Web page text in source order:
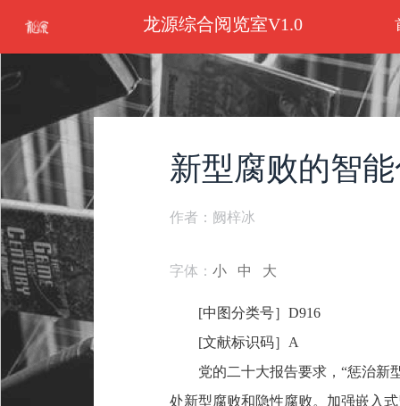
龙源综合阅览室V1.0
新型腐败的智
作者：阙梓冰
字体：小 中 大
[中图分类号］D916
[文献标识码］A
党的二十大报告要求，“惩治新
处新型腐败和隐性腐败。加强嵌入